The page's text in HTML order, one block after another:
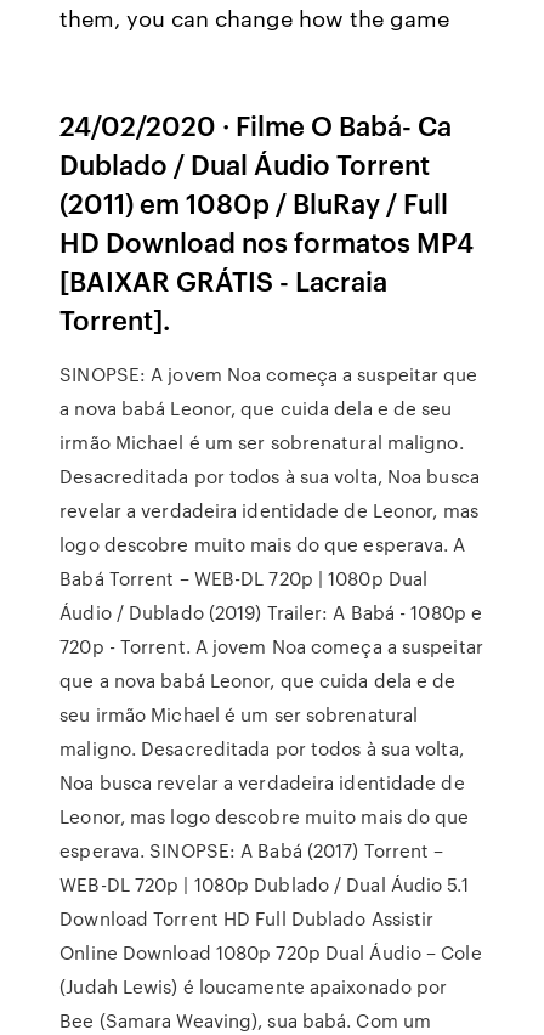
them, you can change how the game
24/02/2020 · Filme O Babá- Ca
Dublado / Dual Áudio Torrent
(2011) em 1080p / BluRay / Full
HD Download nos formatos MP4
[BAIXAR GRÁTIS - Lacraia
Torrent].
SINOPSE: A jovem Noa começa a suspeitar que
a nova babá Leonor, que cuida dela e de seu
irmão Michael é um ser sobrenatural maligno.
Desacreditada por todos à sua volta, Noa busca
revelar a verdadeira identidade de Leonor, mas
logo descobre muito mais do que esperava. A
Babá Torrent – WEB-DL 720p | 1080p Dual
Áudio / Dublado (2019) Trailer: A Babá - 1080p e
720p - Torrent. A jovem Noa começa a suspeitar
que a nova babá Leonor, que cuida dela e de
seu irmão Michael é um ser sobrenatural
maligno. Desacreditada por todos à sua volta,
Noa busca revelar a verdadeira identidade de
Leonor, mas logo descobre muito mais do que
esperava. SINOPSE: A Babá (2017) Torrent –
WEB-DL 720p | 1080p Dublado / Dual Áudio 5.1
Download Torrent HD Full Dublado Assistir
Online Download 1080p 720p Dual Áudio – Cole
(Judah Lewis) é loucamente apaixonado por
Bee (Samara Weaving), sua babá. Com um